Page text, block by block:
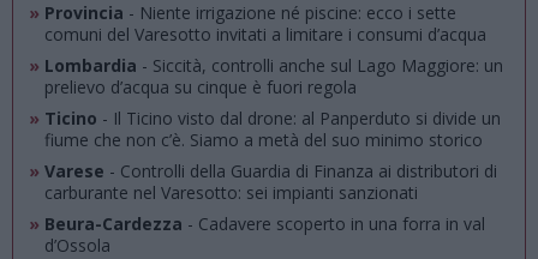
» Provincia - Niente irrigazione né piscine: ecco i sette
comuni del Varesotto invitati a limitare i consumi d’acqua
» Lombardia - Siccità, controlli anche sul Lago Maggiore: un
prelievo d’acqua su cinque è fuori regola
» Ticino - Il Ticino visto dal drone: al Panperduto si divide un
fiume che non c’è. Siamo a metà del suo minimo storico
» Varese - Controlli della Guardia di Finanza ai distributori di
carburante nel Varesotto: sei impianti sanzionati
» Beura-Cardezza - Cadavere scoperto in una forra in val
d’Ossola